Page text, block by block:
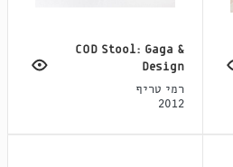
COD Stool: Gaga &
Design
רמי טריף
2012